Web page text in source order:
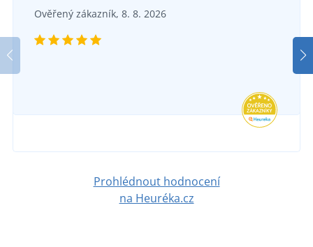
121 Kč
Ověřený zákazník, 8. 8. 2026
Prohlédnout hodnocení
na Heuréka.cz